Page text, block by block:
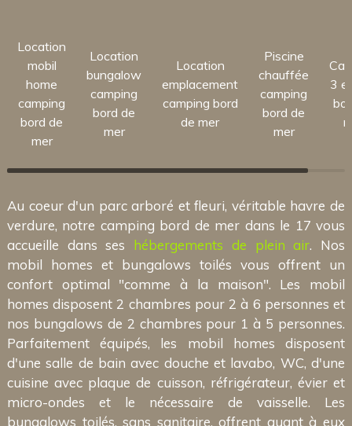
Location
mobil
home
camping
bord de
mer
Location
bungalow
camping
bord de
mer
Location
emplacement
camping bord
de mer
Piscine
chauffée
camping
bord de
mer
3
Au coeur d'un parc arboré et fleuri, véritable havre de
verdure, notre camping bord de mer dans le 17 vous
accueille dans ses hébergements de plein air. Nos
mobil homes et bungalows toilés vous offrent un
confort optimal "comme à la maison". Les mobil
homes disposent 2 chambres pour 2 à 6 personnes et
nos bungalows de 2 chambres pour 1 à 5 personnes.
Parfaitement équipés, les mobil homes disposent
d'une salle de bain avec douche et lavabo, WC, d'une
cuisine avec plaque de cuisson, réfrigérateur, évier et
micro-ondes et le nécessaire de vaisselle. Les
bungalows toilés, sans sanitaire, offrent quant à eux